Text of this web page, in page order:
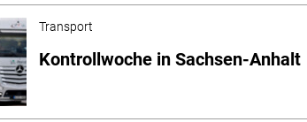
Transport
Kontrollwoche in Sachsen-Anhalt